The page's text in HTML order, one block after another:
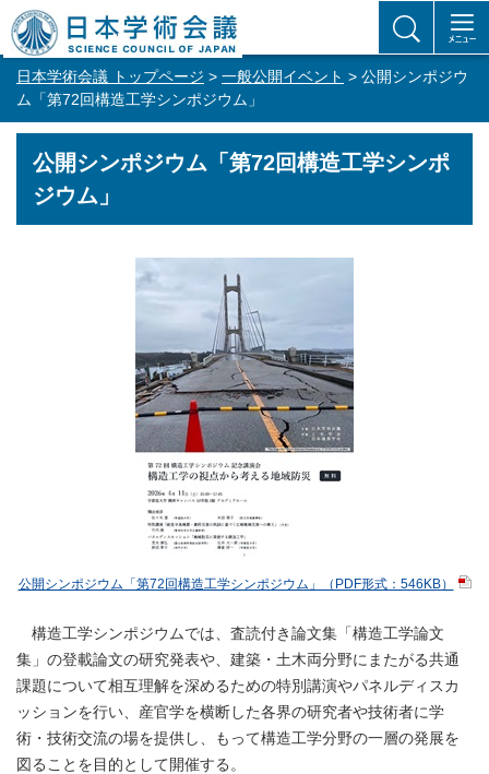
日本学術会議 トップページ > 一般公開イベント > 公開シンポジウ
ム「第72回構造工学シンポジウム」
公開シンポジウム「第72回構造工学シンポ
ジウム」
公開シンポジウム「第72回構造工学シンポジウム」（PDF形式：546KB）
構造工学シンポジウムでは、査読付き論文集「構造工学論文
集」の登載論文の研究発表や、建築・土木両分野にまたがる共通
課題について相互理解を深めるための特別講演やパネルディスカ
ッションを行い、産官学を横断した各界の研究者や技術者に学
術・技術交流の場を提供し、もって構造工学分野の一層の発展を
図ることを目的として開催する。